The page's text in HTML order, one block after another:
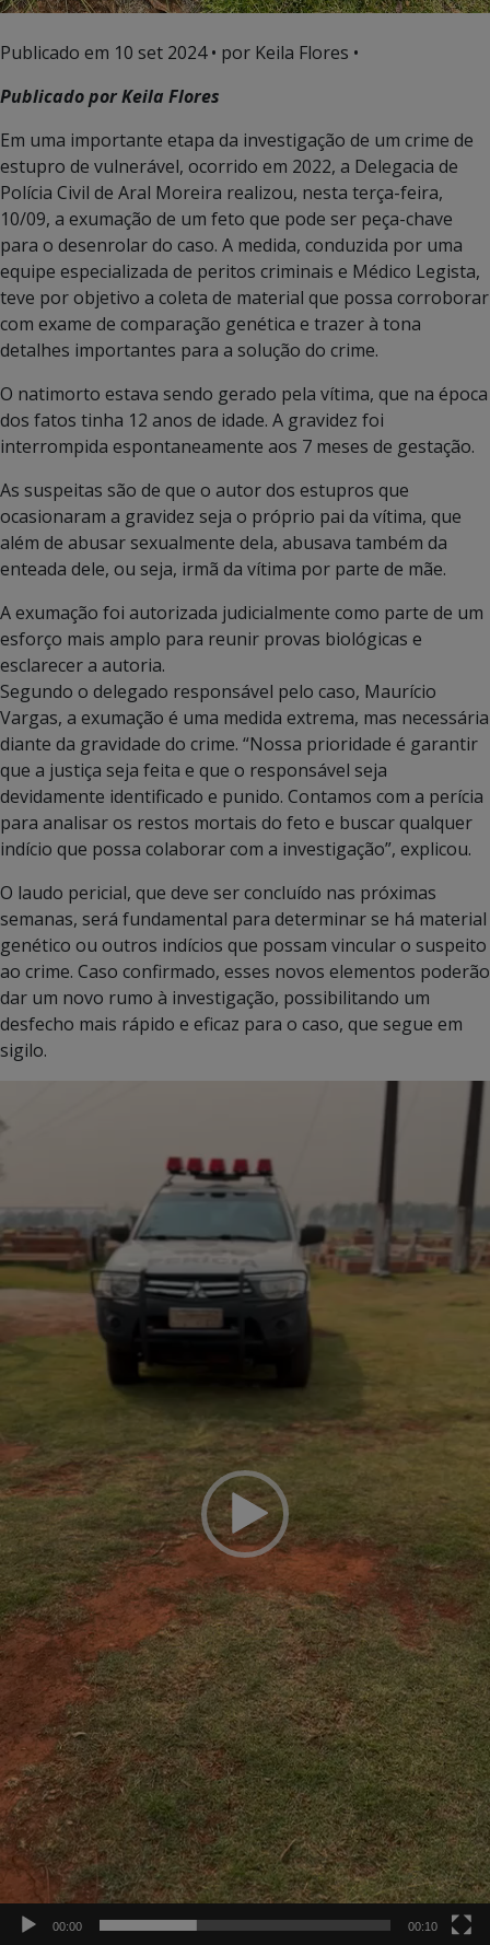
Publicado em 10 set 2024• por Keila Flores •
Publicado por Keila Flores
Em uma importante etapa da investigação de um crime de
estupro de vulnerável, ocorrido em 2022, a Delegacia de
Polícia Civil de Aral Moreira realizou, nesta terça-feira,
10/09, a exumação de um feto que pode ser peça-chave
para o desenrolar do caso. A medida, conduzida por uma
equipe especializada de peritos criminais e Médico Legista,
teve por objetivo a coleta de material que possa corroborar
com exame de comparação genética e trazer à tona
detalhes importantes para a solução do crime.
O natimorto estava sendo gerado pela vítima, que na época
dos fatos tinha 12 anos de idade. A gravidez foi
interrompida espontaneamente aos 7 meses de gestação.
As suspeitas são de que o autor dos estupros que
ocasionaram a gravidez seja o próprio pai da vítima, que
além de abusar sexualmente dela, abusava também da
enteada dele, ou seja, irmã da vítima por parte de mãe.
A exumação foi autorizada judicialmente como parte de um
esforço mais amplo para reunir provas biológicas e
esclarecer a autoria.
Segundo o delegado responsável pelo caso, Maurício
Vargas, a exumação é uma medida extrema, mas necessária
diante da gravidade do crime. “Nossa prioridade é garantir
que a justiça seja feita e que o responsável seja
devidamente identificado e punido. Contamos com a perícia
para analisar os restos mortais do feto e buscar qualquer
indício que possa colaborar com a investigação”, explicou.
O laudo pericial, que deve ser concluído nas próximas
semanas, será fundamental para determinar se há material
genético ou outros indícios que possam vincular o suspeito
ao crime. Caso confirmado, esses novos elementos poderão
dar um novo rumo à investigação, possibilitando um
desfecho mais rápido e eficaz para o caso, que segue em
sigilo.
de
00:00 00:10